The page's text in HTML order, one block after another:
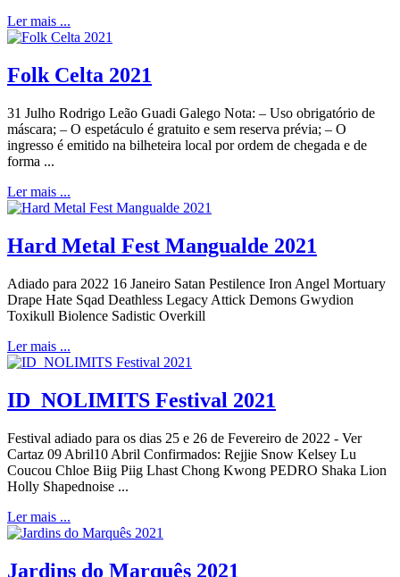
Ler mais ...
Folk Celta 2021
31 Julho Rodrigo Leão Guadi Galego Nota: – Uso obrigatório de
máscara; – O espetáculo é gratuito e sem reserva prévia; – O
ingresso é emitido na bilheteira local por ordem de chegada e de
forma ...
Ler mais ...
Hard Metal Fest Mangualde 2021
Adiado para 2022 16 Janeiro Satan Pestilence Iron Angel Mortuary
Drape Hate Sqad Deathless Legacy Attick Demons Gwydion
Toxikull Biolence Sadistic Overkill
Ler mais ...
ID_NOLIMITS Festival 2021
Festival adiado para os dias 25 e 26 de Fevereiro de 2022 - Ver
Cartaz 09 Abril10 Abril Confirmados: Rejjie Snow Kelsey Lu
Coucou Chloe Biig Piig Lhast Chong Kwong PEDRO Shaka Lion
Holly Shapednoise ...
Ler mais ...
Jardins do Marquês 2021